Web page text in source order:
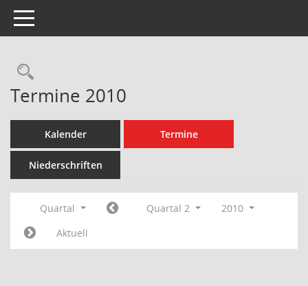
Toggle navigation
Rechercheauswahl
Termine 2010
Kalender Termine
Niederschriften
Quartal Quartal 2
2010
Aktuell